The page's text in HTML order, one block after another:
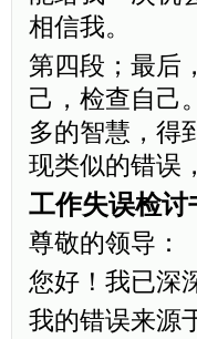
相信我。
第四段；最后
己，检查自己
多的智慧，得
现类似的错误
工作失误检讨
尊敬的领导：
您好！我已深
我的错误来源